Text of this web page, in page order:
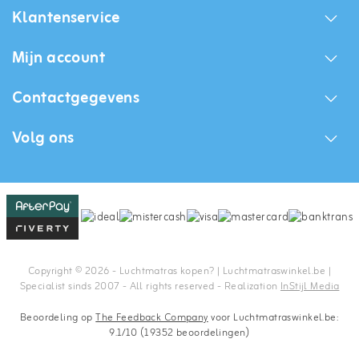
Klantenservice
Mijn account
Contactgegevens
Volg ons
Copyright © 2026 - Luchtmatras kopen? | Luchtmatraswinkel.be |
Specialist sinds 2007 - All rights reserved - Realization InStijl Media
Beoordeling opThe Feedback Companyvoor Luchtmatraswinkel.be:
9.1/10 (19352 beoordelingen)